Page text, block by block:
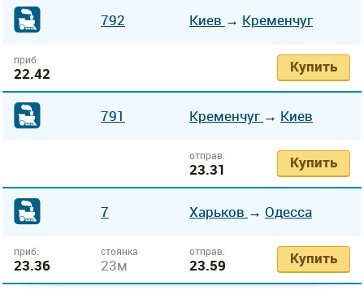
792 Киев → Кременчуг
приб.
22.42 Купить
791 Кременчуг → Киев
отправ.
23.31 Купить
7 Харьков → Одесса
приб.
23.36
стоянка
23м
отправ.
23.59 Купить